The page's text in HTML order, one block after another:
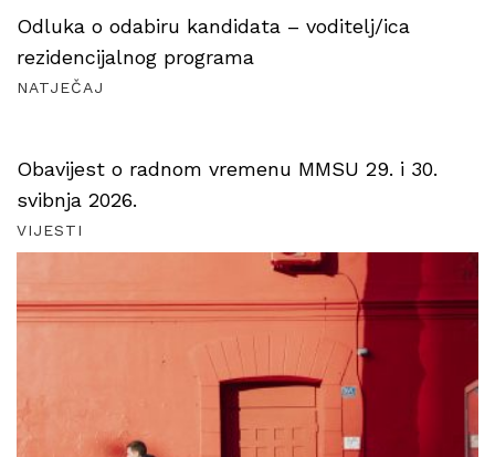
Odluka o odabiru kandidata – voditelj/ica
rezidencijalnog programa
NATJEČAJ
Obavijest o radnom vremenu MMSU 29. i 30.
svibnja 2026.
VIJESTI